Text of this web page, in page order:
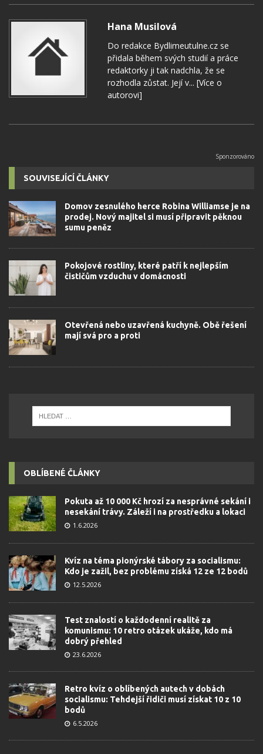
Hana Musilová
Do redakce Bydlimeutulne.cz se
přidala během svých studií a práce
redaktorky ji tak nadchla, že se
rozhodla zůstat. Její v... [Více o
autorovi]
SOUVISEJÍCÍ ČLÁNKY
Domov zesnulého herce Robina Williamse je na
prodej. Nový majitel si musí připravit pěknou
sumu peněz
Pokojové rostliny, které patří k nejlepším
čističům vzduchu v domácnosti
Otevřená nebo uzavřená kuchyně. Obě řešení
mají svá pro a proti
OBLÍBENÉ ČLÁNKY
Pokuta až 10 000 Kč hrozí za nesprávné sekání i
nesekání trávy. Záleží i na prostředku a lokaci
1.6.2026
Kvíz na téma pionýrské tábory za socialismu:
Kdo je zažil, bez problému získá 12 ze 12 bodů
12.5.2026
Test znalostí o každodenní realitě za
komunismu: 10 retro otázek ukáže, kdo má
dobrý přehled
23.6.2026
Retro kvíz o oblíbených autech v dobách
socialismu: Tehdejší řidiči musí získat 10 z 10
bodů
6.5.2026